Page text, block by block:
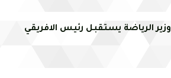
وزير الرياضة يستقبل رئيس الافريقي